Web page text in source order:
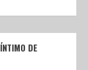
DE